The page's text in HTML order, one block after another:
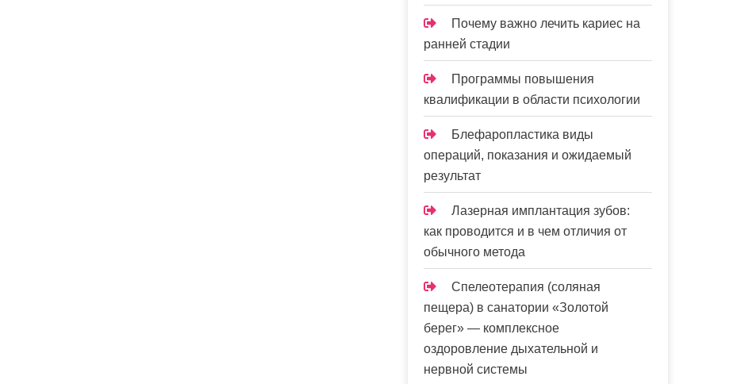
Почему важно лечить кариес на
ранней стадии
Программы повышения
квалификации в области психологии
Блефаропластика виды
операций, показания и ожидаемый
результат
Лазерная имплантация зубов:
как проводится и в чем отличия от
обычного метода
Спелеотерапия (соляная
пещера) в санатории «Золотой
берег» — комплексное
оздоровление дыхательной и
нервной системы